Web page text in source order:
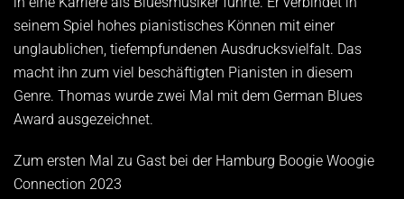
seinem Spiel hohes pianistisches Können mit einer
unglaublichen, tiefempfundenen Ausdrucks­­vielfalt. Das
macht ihn zum viel beschäftigten Pianisten in diesem
Genre. Thomas wurde zwei Mal mit dem German Blues
Award ausgezeichnet.
Zum ersten Mal zu Gast bei der Hamburg Boogie Woogie
Connection 2023